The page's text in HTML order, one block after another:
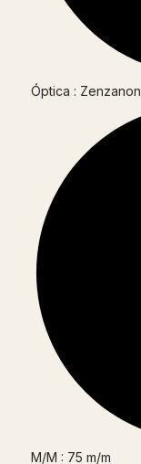
Óptica : Zenzanon
M/M : 75 m/m